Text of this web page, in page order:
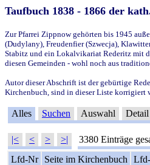
Taufbuch 1838 - 1866 der
Zur Pfarrei Zippnow gehörten bis 1945
(Dudylany), Freudenfier (Szwecja),
Stabitz und ein Lokalvikariat Rederitz mit
diesen Gemeinden - wohl noch aus
Autor dieser Abschrift ist der gebürtige
Kirchenbuch, sind in dieser Liste korrigiert
Alles Suchen Auswahl Detail
|< < > >| 3380 Einträge
Lfd-Nr
Seite im Kirchenbuch